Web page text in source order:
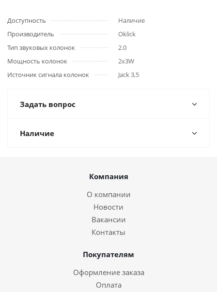
Доступность
Наличие
Производитель
Oklick
Тип звуковых колонок
2.0
Мощность колонок
2х3W
Источник сигнала колонок
Jack 3,5
Задать вопрос
Наличие
Компания
О компании
Новости
Вакансии
Контакты
Покупателям
Оформление заказа
Оплата